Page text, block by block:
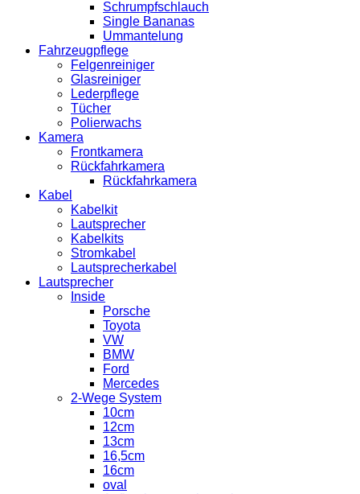
Schrumpfschlauch
Single Bananas
Ummantelung
Fahrzeugpflege
Felgenreiniger
Glasreiniger
Lederpflege
Tücher
Polierwachs
Kamera
Frontkamera
Rückfahrkamera
Rückfahrkamera
Kabel
Kabelkit
Lautsprecher
Kabelkits
Stromkabel
Lautsprecherkabel
Lautsprecher
Inside
Porsche
Toyota
VW
BMW
Ford
Mercedes
2-Wege System
10cm
12cm
13cm
16,5cm
16cm
oval